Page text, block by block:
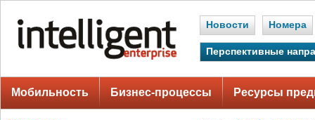
Новости Номера
Перспективные
Мобильность Бизнес-процессы Ресурсы